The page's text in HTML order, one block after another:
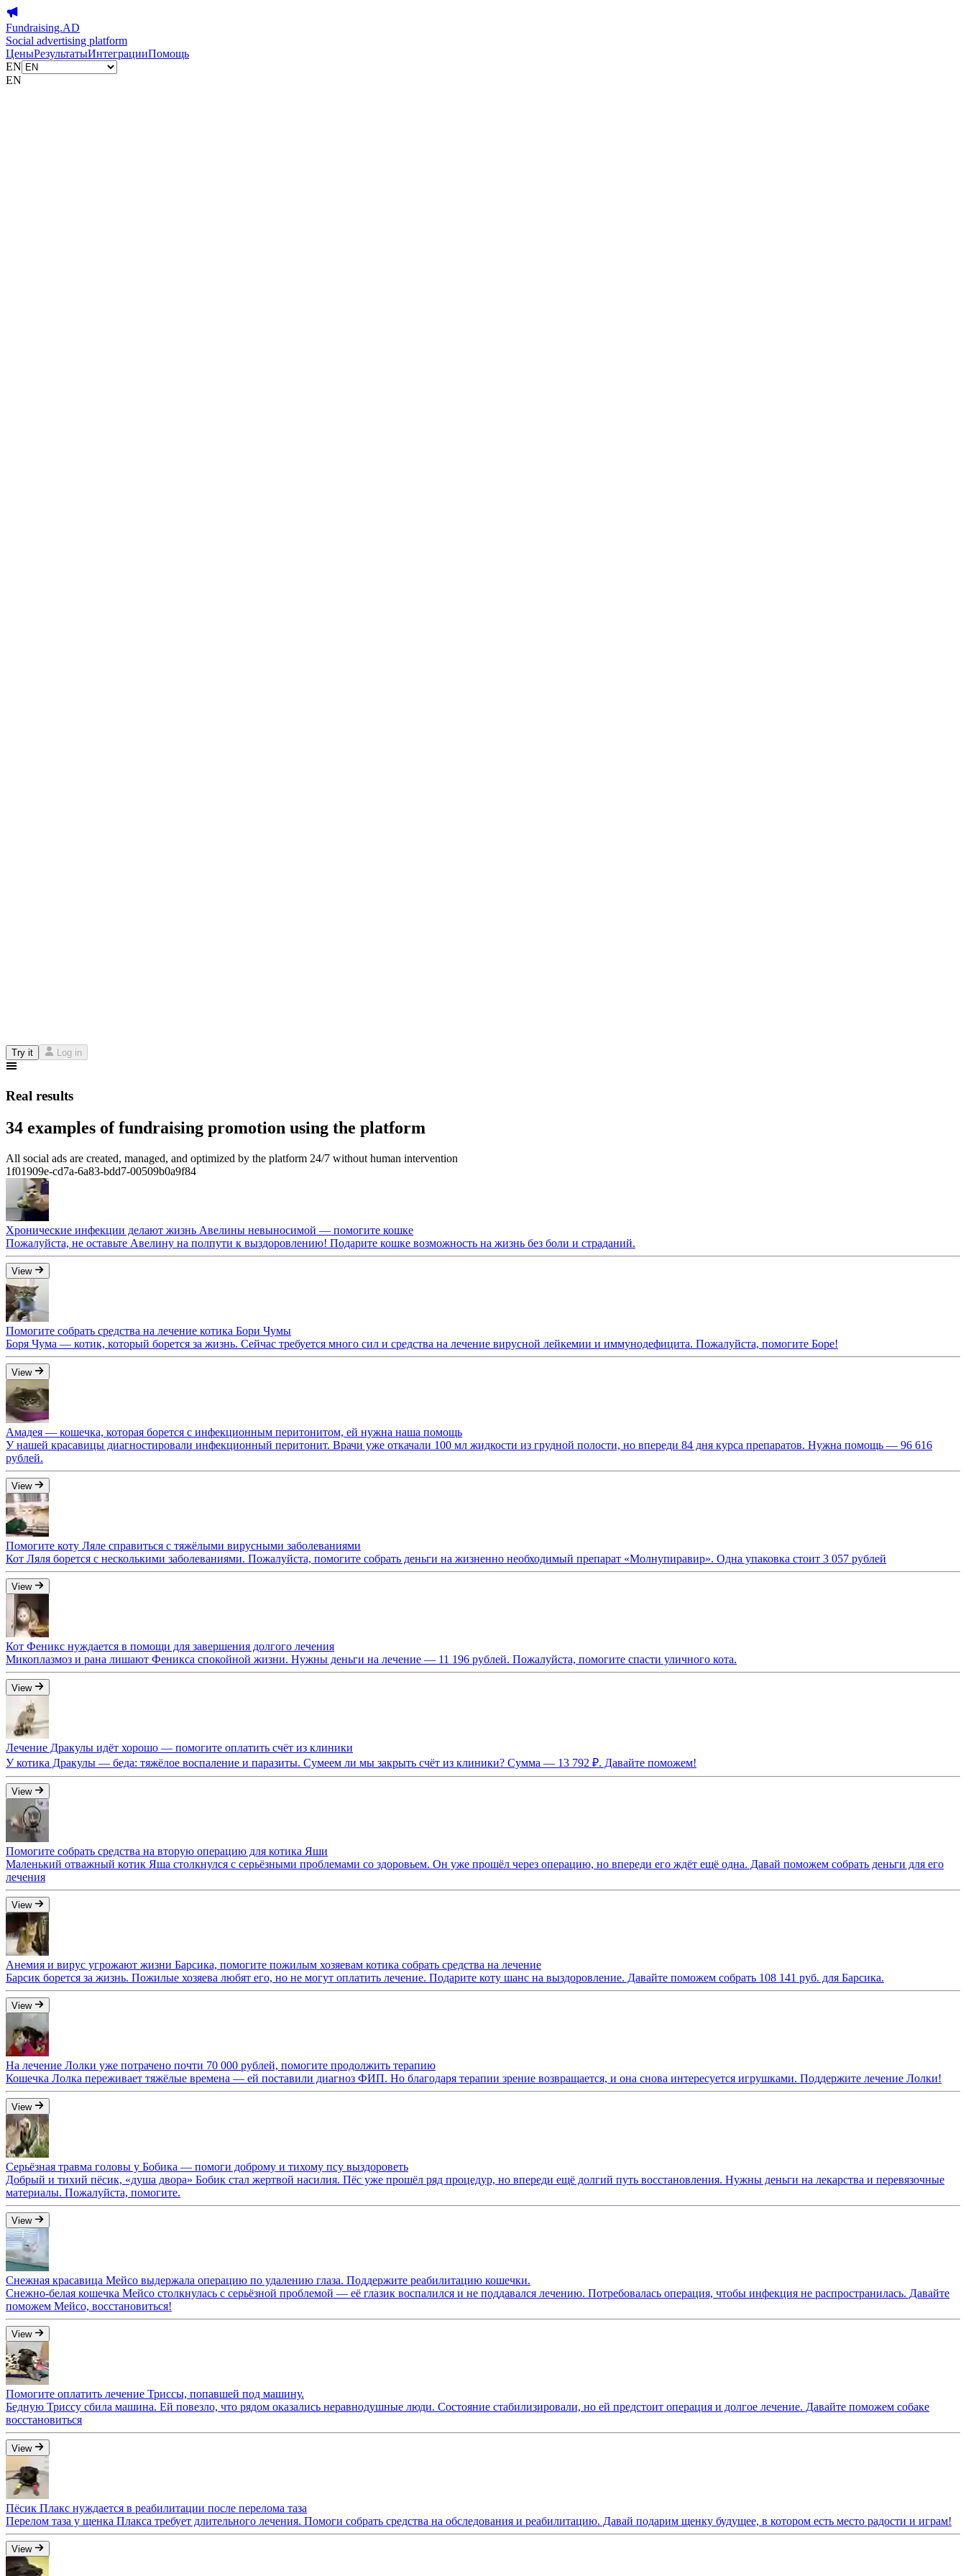
Fundraising.AD
Social advertising platform
ЦеныРезультатыИнтеграцииПомощь
EN
EN
Try it Log in
Real results
34 examples of fundraising promotion using the platform
All social ads are created, managed, and optimized by the platform 24/7 without human intervention
1f01909e-cd7a-6a83-bdd7-00509b0a9f84
Хронические инфекции делают жизнь Авелины невыносимой — помогите кошке
Пожалуйста, не оставьте Авелину на полпути к выздоровлению! Подарите кошке возможность на жизнь без боли и страданий.
View
Помогите собрать средства на лечение котика Бори Чумы
Боря Чума — котик, который борется за жизнь. Сейчас требуется много сил и средства на лечение вирусной лейкемии и иммунодефицита. Пожалуйста, помогите Боре!
View
Амадея — кошечка, которая борется с инфекционным перитонитом, ей нужна наша помощь
У нашей красавицы диагностировали инфекционный перитонит. Врачи уже откачали 100 мл жидкости из грудной полости, но впереди 84 дня курса препаратов. Нужна помощь — 96 616
рублей.
View
Помогите коту Ляле справиться с тяжёлыми вирусными заболеваниями
Кот Ляля борется с несколькими заболеваниями. Пожалуйста, помогите собрать деньги на жизненно необходимый препарат «Молнупиравир». Одна упаковка стоит 3 057 рублей
View
Кот Феникс нуждается в помощи для завершения долгого лечения
Микоплазмоз и рана лишают Феникса спокойной жизни. Нужны деньги на лечение — 11 196 рублей. Пожалуйста, помогите спасти уличного кота.
View
Лечение Дракулы идёт хорошо — помогите оплатить счёт из клиники
У котика Дракулы — беда: тяжёлое воспаление и паразиты. Сумеем ли мы закрыть счёт из клиники? Сумма — 13 792 ₽. Давайте поможем!
View
Помогите собрать средства на вторую операцию для котика Яши
Маленький отважный котик Яша столкнулся с серьёзными проблемами со здоровьем. Он уже прошёл через операцию, но впереди его ждёт ещё одна. Давай поможем собрать деньги для его
лечения
View
Анемия и вирус угрожают жизни Барсика, помогите пожилым хозяевам котика собрать средства на лечение
Барсик борется за жизнь. Пожилые хозяева любят его, но не могут оплатить лечение. Подарите коту шанс на выздоровление. Давайте поможем собрать 108 141 руб. для Барсика.
View
На лечение Лолки уже потрачено почти 70 000 рублей, помогите продолжить терапию
Кошечка Лолка переживает тяжёлые времена — ей поставили диагноз ФИП. Но благодаря терапии зрение возвращается, и она снова интересуется игрушками. Поддержите лечение Лолки!
View
Серьёзная травма головы у Бобика — помоги доброму и тихому псу выздороветь
Добрый и тихий пёсик, «душа двора» Бобик стал жертвой насилия. Пёс уже прошёл ряд процедур, но впереди ещё долгий путь восстановления. Нужны деньги на лекарства и перевязочные
материалы. Пожалуйста, помогите.
View
Снежная красавица Мейсо выдержала операцию по удалению глаза. Поддержите реабилитацию кошечки.
Снежно-белая кошечка Мейсо столкнулась с серьёзной проблемой — её глазик воспалился и не поддавался лечению. Потребовалась операция, чтобы инфекция не распространилась. Давайте
поможем Мейсо, восстановиться!
View
Помогите оплатить лечение Триссы, попавшей под машину.
Бедную Триссу сбила машина. Ей повезло, что рядом оказались неравнодушные люди. Состояние стабилизировали, но ей предстоит операция и долгое лечение. Давайте поможем собаке
восстановиться
View
Пёсик Плакс нуждается в реабилитации после перелома таза
Перелом таза у щенка Плакса требует длительного лечения. Помоги собрать средства на обследования и реабилитацию. Давай подарим щенку будущее, в котором есть место радости и играм!
View